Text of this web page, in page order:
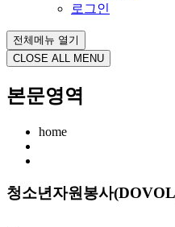
로그인
전체메뉴 열기
CLOSE ALL MENU
본문영역
home
청소년자원봉사